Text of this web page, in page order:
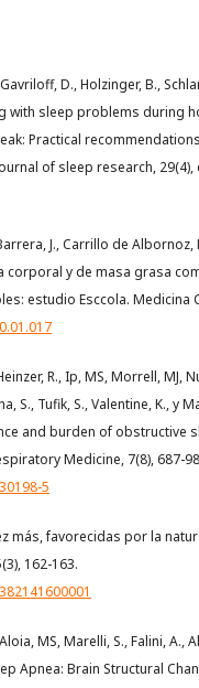
D., Holzinger, B.,
with sleep problems during
Practical
of sleep research, 29(4),
J., Carrillo de
corporal y de masa grasa
estudio Esccola. Medicina
R., Ip, MS, Morrell, MJ,
S., Tufik, S., Valentine, K., y
and burden of obstructive
Medicine, 7(8), 687-
5
más, favorecidas por la
162-163.
MS, Marelli, S., Falini, A.,
Apnea: Brain Structural